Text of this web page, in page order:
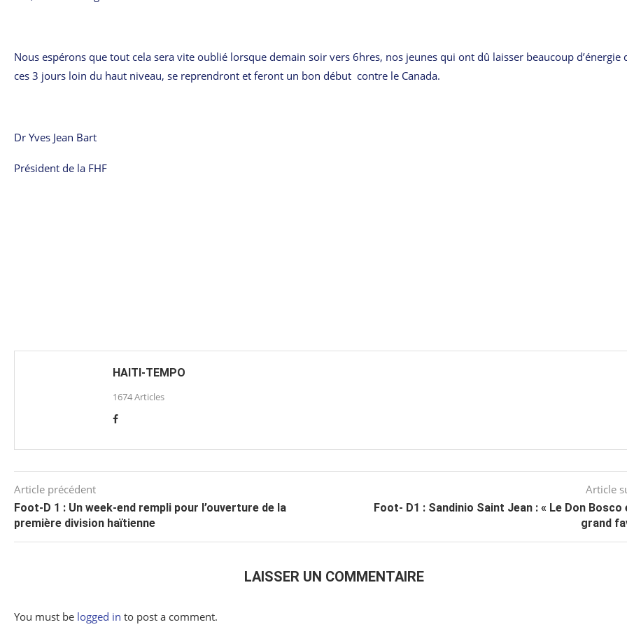
Nous espérons que tout cela sera vite oublié lorsque demain soir vers 6hres, nos jeunes qui ont dû laisser beaucoup d’énergie
ces 3 jours loin du haut niveau, se reprendront et feront un bon début contre le Canada.
Dr Yves Jean Bart
Président de la FHF
HAITI-TEMPO
1674 Articles
Article précédent
Foot-D 1 : Un week-end rempli pour l’ouverture de la
première division haïtienne
Article
Foot- D1 : Sandinio Saint Jean : « Le Don Bosco
grand
LAISSER UN COMMENTAIRE
You must be logged in to post a comment.